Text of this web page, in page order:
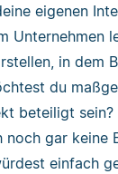
eigenen
Unternehmen
in dem
du
beteiligt
noch gar keine
einfach